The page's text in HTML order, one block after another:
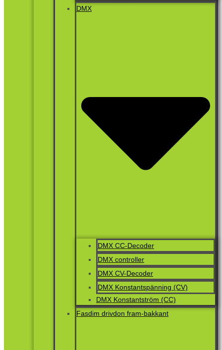
DMX
DMX CC-Decoder
DMX controller
DMX CV-Decoder
DMX Konstantspänning (CV)
DMX Konstantström (CC)
Fasdim drivdon fram-bakkant